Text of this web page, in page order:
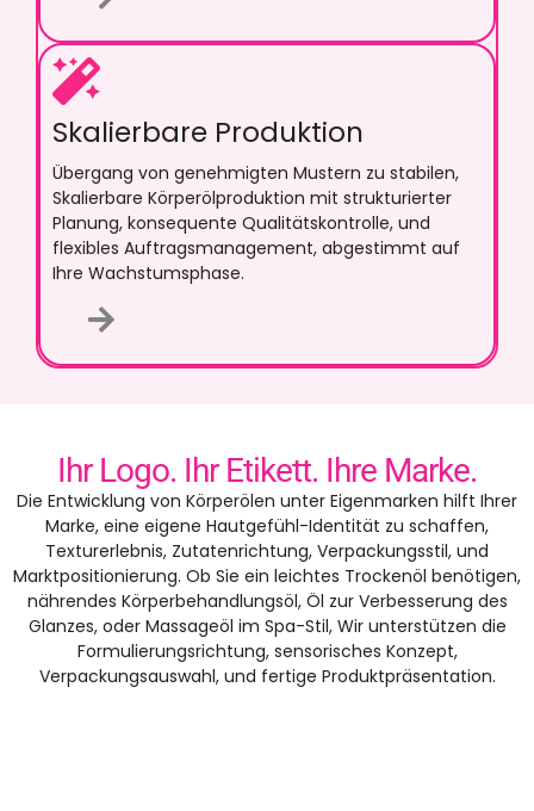
Skalierbare Produktion
Übergang von genehmigten Mustern zu stabilen,
Skalierbare Körperölproduktion mit strukturierter
Planung, konsequente Qualitätskontrolle, und
flexibles Auftragsmanagement, abgestimmt auf
Ihre Wachstumsphase.
Ihr Logo. Ihr Etikett. Ihre Marke.
Die Entwicklung von Körperölen unter Eigenmarken hilft Ihrer
Marke, eine eigene Hautgefühl-Identität zu schaffen,
Texturerlebnis, Zutatenrichtung, Verpackungsstil, und
Marktpositionierung. Ob Sie ein leichtes Trockenöl benötigen,
nährendes Körperbehandlungsöl, Öl zur Verbesserung des
Glanzes, oder Massageöl im Spa-Stil, Wir unterstützen die
Formulierungsrichtung, sensorisches Konzept,
Verpackungsauswahl, und fertige Produktpräsentation.